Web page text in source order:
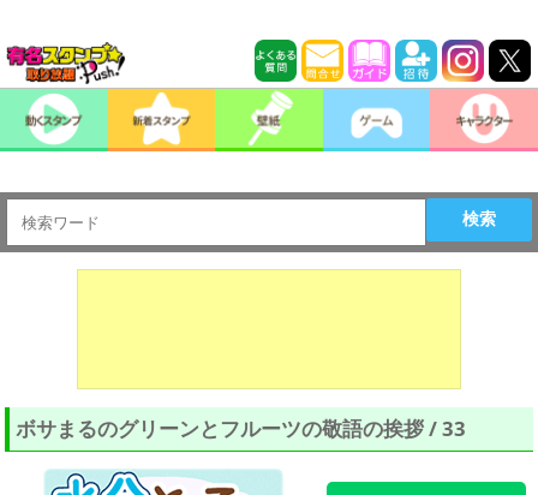
検索
ボサまるのグリーンとフルーツの敬語の挨拶 / 33